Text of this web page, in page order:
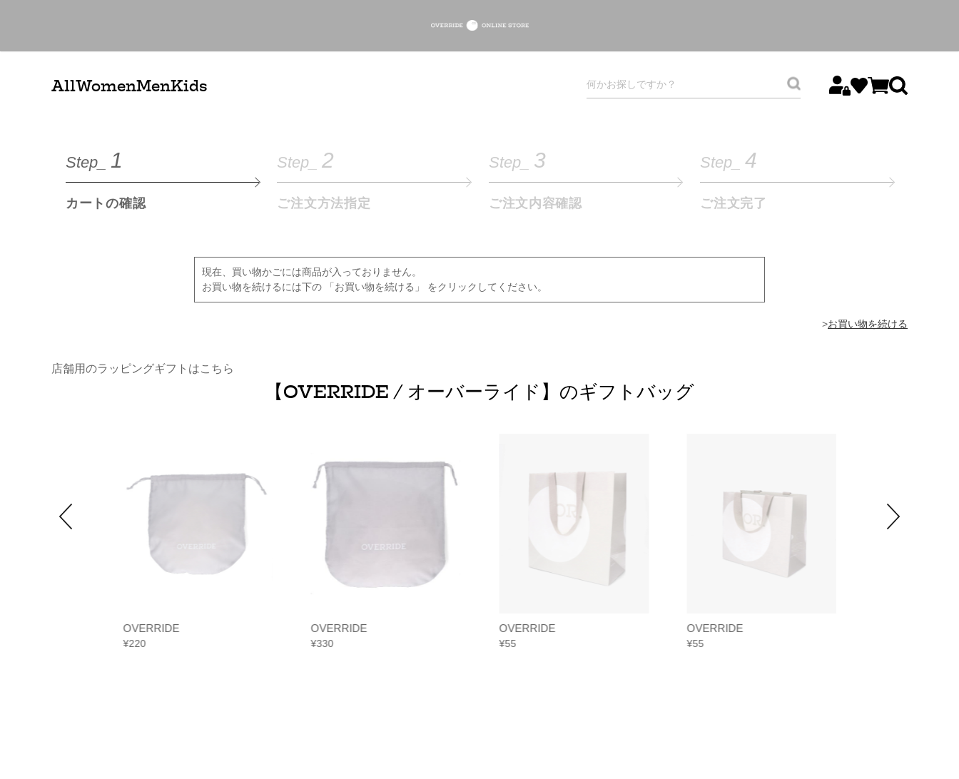
AllWomenMenKids
Step_ 1
カートの確認
Step_ 2
ご注文方法指定
Step_ 3
ご注文内容確認
Step_ 4
ご注文完了
現在、買い物かごには商品が入っておりません。
お買い物を続けるには下の 「お買い物を続ける」 をクリックしてください。
>
店舗用のラッピングギフトはこちら
【OVERRIDE / オーバーライド】のギフトバッグ
OVERRIDE
¥220
OVERRIDE
¥330
OVERRIDE
¥55
OVERRIDE
¥55